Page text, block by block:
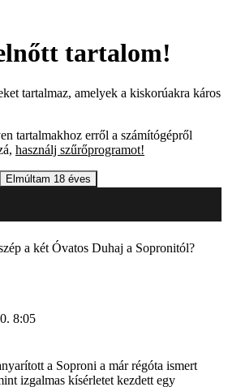
tartalom!
tartalmaz, amelyek a kiskorúakra káros
tartalmakhoz erről a számítógépről
használj szűrőprogramot!
Elmúltam 18 éves
a két Óvatos Duhaj a Sopronitól?
8:05
a Soproni a már régóta ismert
izgalmas kísérletet kezdett egy